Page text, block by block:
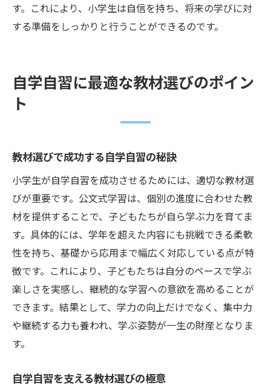
す。これにより、小学生は自信を持ち、将来の学びに対
する準備をしっかりと行うことができるのです。
自学自習に最適な教材選びのポイン
ト
教材選びで成功する自学自習の秘訣
小学生が自学自習を成功させるためには、適切な教材選
びが重要です。公文式学習は、個別の進度に合わせた教
材を提供することで、子どもたちが自ら学ぶ力を育てま
す。具体的には、学年を超えた内容にも挑戦できる柔軟
性を持ち、基礎から応用まで幅広く対応している点が特
徴です。これにより、子どもたちは自分のペースで学ぶ
楽しさを実感し、継続的な学習への意欲を高めることが
できます。結果として、学力の向上だけでなく、集中力
や継続する力も養われ、学ぶ姿勢が一生の財産となりま
す。
自学自習を支える教材選びの極意